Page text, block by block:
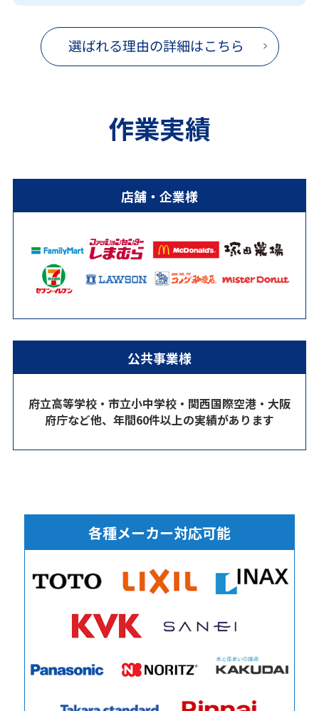
選ばれる理由の詳細はこちら
作業実績
店舗・企業様
公共事業様
府立高等学校・市立小中学校・関西国際空港・大阪
府庁など他、年間60件以上の実績があります
各種メーカー対応可能